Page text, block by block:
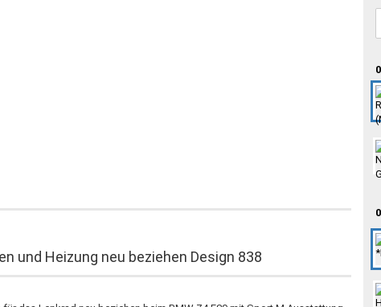
und Heizung neu beziehen Design 838